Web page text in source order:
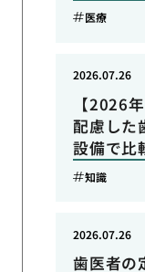
医療
【2026
配慮した
設備で比
2026.07.26
知識
歯医者の
2026.07.26